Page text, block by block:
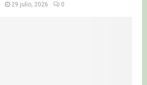
29 julio, 2026 0